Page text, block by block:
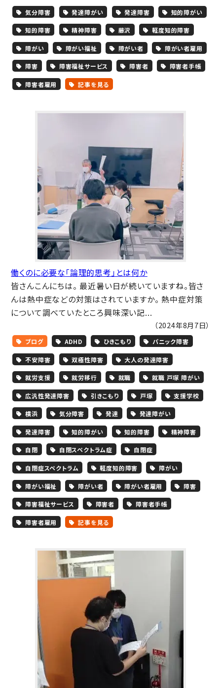
気分障害 発達障がい 発達障害 知的障がい
知的障害 精神障害 藤沢 軽度知的障害
障がい 障がい福祉 障がい者 障がい者雇用
障害 障害福祉サービス 障害者 障害者手帳
障害者雇用 記事を見る
働くのに必要な「論理的思考」とは何か
皆さんこんにちは。 最近暑い日が続いていますね。皆さ
んは熱中症などの対策はされていますか。 熱中症対策
について調べていたところ興味深い記...
（2024年8月7日）
ブログ ADHD ひきこもり パニック障害
不安障害 双極性障害 大人の発達障害
就労支援 就労移行 就職 就職 戸塚 障がい
広汎性発達障害 引きこもり 戸塚 支援学校
横浜 気分障害 発達 発達障がい
発達障害 知的障がい 知的障害 精神障害
自閉 自閉スペクトラム症 自閉症
自閉症スペクトラム 軽度知的障害 障がい
障がい福祉 障がい者 障がい者雇用 障害
障害福祉サービス 障害者 障害者手帳
障害者雇用 記事を見る